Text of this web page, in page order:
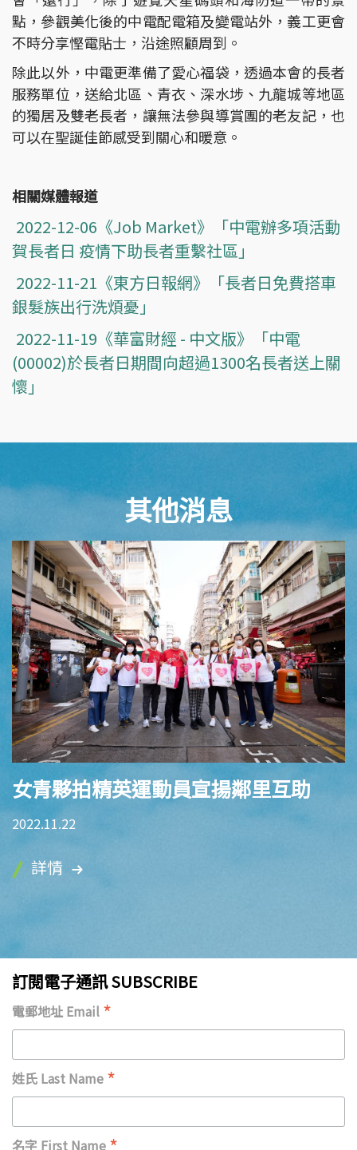
點，參觀美化後的中電配電箱及變電站外，義工更會
不時分享慳電貼士，沿途照顧周到。
除此以外，中電更準備了愛心福袋，透過本會的長者
服務單位，送給北區、青衣、深水埗、九龍城等地區
的獨居及雙老長者，讓無法參與導賞團的老友記，也
可以在聖誕佳節感受到關心和暖意。
相關媒體報道
2022-12-06《Job Market》「中電辦多項活動
賀長者日 疫情下助長者重繫社區」
2022-11-21《東方日報網》「長者日免費搭車
銀髮族出行洗煩憂」
2022-11-19《華富財經 - 中文版》「中電
(00002)於長者日期間向超過1300名長者送上關
懷」
其他消息
女青夥拍精英運動員宣揚鄰里互助
2022.11.22
詳情
訂閱電子通訊 SUBSCRIBE
電郵地址 Email *
姓氏 Last Name *
名字 First Name